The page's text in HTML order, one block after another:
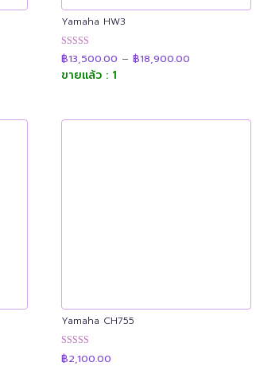
Yamaha HW3
ให้คะแนน
4.91
ตั้งแต่ 1-5
฿13,500.00 – ฿18,900.00range:
ขายแล้ว : 1
Yamaha CH755
ให้คะแนน
4.91
฿2,100.00